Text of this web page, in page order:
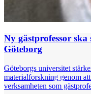
Ny gästprofessor
Göteborg
Göteborgs universitet
materialforskning genom
verksamheten som